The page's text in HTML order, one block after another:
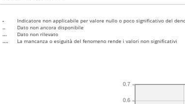
-
Indicatore non applicabile per valore nullo o poco significativo del
..
Dato non ancora disponibile
...
Dato non rilevato
....
La mancanza o esiguità del fenomeno rende i valori non significativi
0.6
0.7